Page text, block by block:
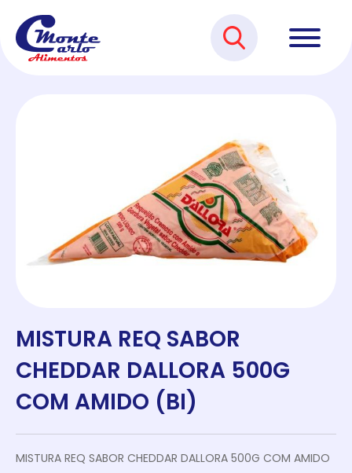
MISTURA REQ SABOR
CHEDDAR DALLORA 500G
COM AMIDO (BI)
MISTURA REQ SABOR CHEDDAR DALLORA 500G COM AMIDO